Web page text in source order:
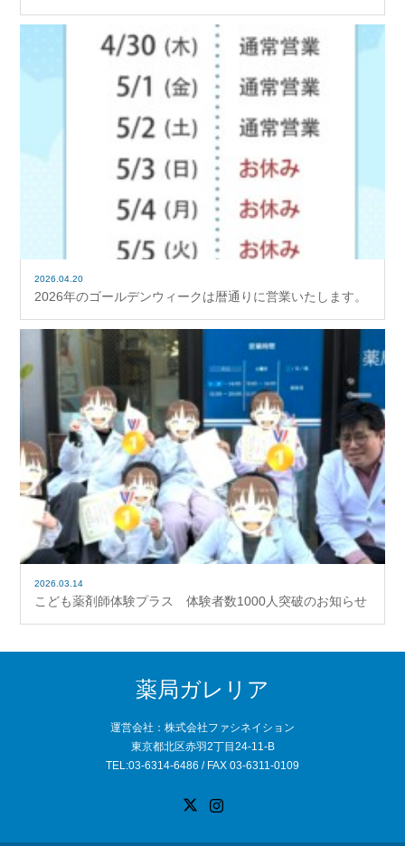
2026.04.20
2026年のゴールデンウィークは暦通りに営業いたします。
2026.03.14
こども薬剤師体験プラス 体験者数1000人突破のお知らせ
薬局ガレリア
運営会社：株式会社ファシネイション
東京都北区赤羽2丁目24-11-B
TEL:03-6314-6486 / FAX 03-6311-0109